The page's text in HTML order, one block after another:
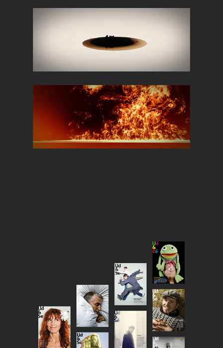
ZETLAND LIVE
UD&SE